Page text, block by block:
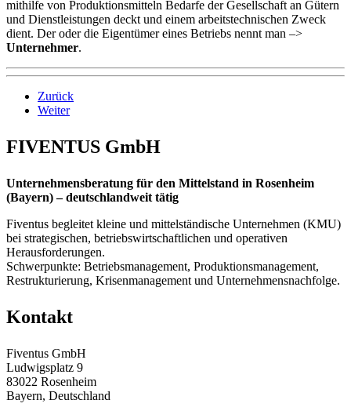
mithilfe von Produktionsmitteln Bedarfe der Gesellschaft an Gütern
und Dienstleistungen deckt und einem arbeitstechnischen Zweck
dient. Der oder die Eigentümer eines Betriebs nennt man –>
Unternehmer.
Zurück
Weiter
FIVENTUS GmbH
Unternehmensberatung für den Mittelstand in Rosenheim
(Bayern) – deutschlandweit tätig
Fiventus begleitet kleine und mittelständische Unternehmen (KMU)
bei strategischen, betriebswirtschaftlichen und operativen
Herausforderungen.
Schwerpunkte: Betriebsmanagement, Produktionsmanagement,
Restrukturierung, Krisenmanagement und Unternehmensnachfolge.
Kontakt
Fiventus GmbH
Ludwigsplatz 9
83022 Rosenheim
Bayern, Deutschland